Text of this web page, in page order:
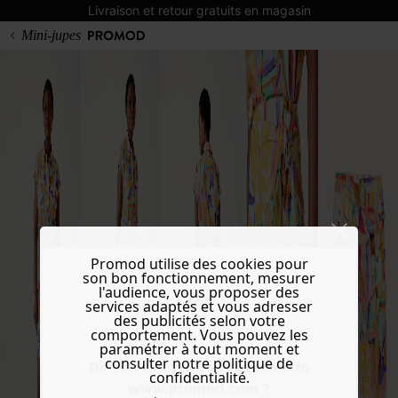
Livraison et retour gratuits en magasin
Do you want to be redirected to
www.promod.com ?
Mini-jupes
Promod utilise des cookies pour
son bon fonctionnement, mesurer
l'audience, vous proposer des
services adaptés et vous adresser
des publicités selon votre
comportement. Vous pouvez les
paramétrer à tout moment et
consulter notre politique de
confidentialité.